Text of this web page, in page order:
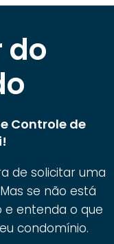
do
Controle de
de solicitar uma
se não está
e entenda o que
condomínio.